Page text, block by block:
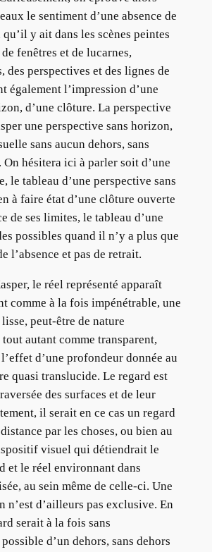
le sentiment d’une absence de
y ait dans les scènes peintes
fenêtres et de lucarnes,
des perspectives et des lignes de
également l’impression d’une
d’une clôture. La perspective
une perspective sans horizon,
sans aucun dehors, sans
hésitera ici à parler soit d’une
le tableau d’une perspective sans
à faire état d’une clôture ouverte
de ses limites, le tableau d’une
possibles quand il n’y a plus que
l’absence et pas de retrait.
le réel représenté apparaît
comme à la fois impénétrable, une
peut-être de nature
autant comme transparent,
d’une profondeur donnée au
quasi translucide. Le regard est
des surfaces et de leur
il serait en ce cas un regard
par les choses, ou bien au
visuel qui détiendrait le
et le réel environnant dans
au sein même de celle-ci. Une
n’est d’ailleurs pas exclusive. En
serait à la fois sans
d’un dehors, sans dehors